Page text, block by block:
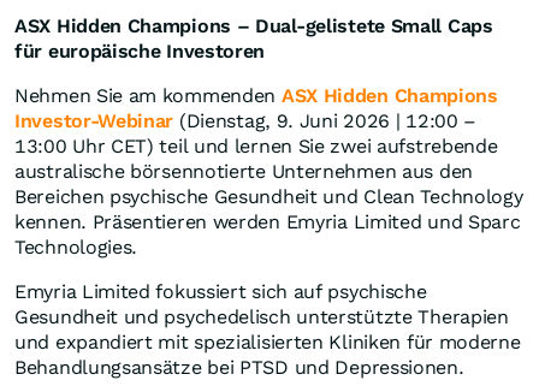
ASX Hidden Champions – Dual-gelistete Small Caps
für europäische Investoren
Nehmen Sie am kommenden ASX Hidden Champions
Investor-Webinar (Dienstag, 9. Juni 2026 | 12:00 –
13:00 Uhr CET) teil und lernen Sie zwei aufstrebende
australische börsennotierte Unternehmen aus den
Bereichen psychische Gesundheit und Clean Technology
kennen. Präsentieren werden Emyria Limited und Sparc
Technologies.
Emyria Limited fokussiert sich auf psychische
Gesundheit und psychedelisch unterstützte Therapien
und expandiert mit spezialisierten Kliniken für moderne
Behandlungsansätze bei PTSD und Depressionen.